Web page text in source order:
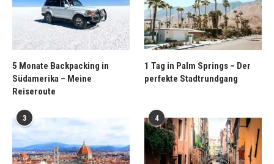
5 Monate Backpacking in
Südamerika – Meine
Reiseroute
1 Tag in Palm Springs – Der
perfekte Stadtrundgang
3 4